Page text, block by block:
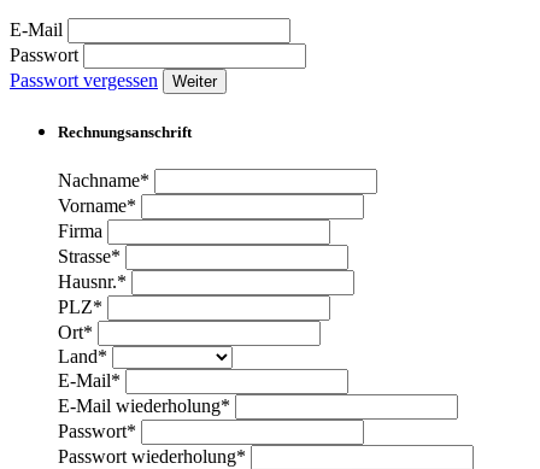
E-Mail
Passwort
Passwort vergessen
Weiter
Rechnungsanschrift
Nachname*
Vorname*
Firma
Strasse*
Hausnr.*
PLZ*
Ort*
Land*
E-Mail*
E-Mail wiederholung*
Passwort*
Passwort wiederholung*